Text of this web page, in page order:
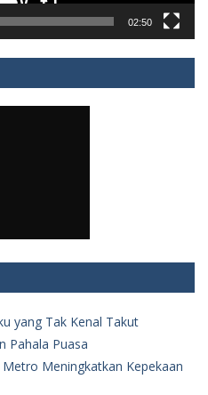
02:50
yang Tak Kenal Takut
Pahala Puasa
Metro Meningkatkan Kepekaan